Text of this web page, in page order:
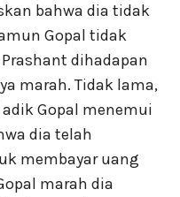
bahwa dia tidak
Gopal tidak
dihadapan
marah. Tidak lama,
Gopal menemui
dia telah
membayar uang
marah dia